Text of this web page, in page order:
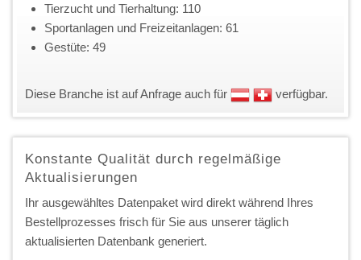
Tierzucht und Tierhaltung: 110
Sportanlagen und Freizeitanlagen: 61
Gestüte: 49
Diese Branche ist auf Anfrage auch für verfügbar.
Konstante Qualität durch regelmäßige
Aktualisierungen
Ihr ausgewähltes Datenpaket wird direkt während Ihres
Bestellprozesses frisch für Sie aus unserer täglich
aktualisierten Datenbank generiert.